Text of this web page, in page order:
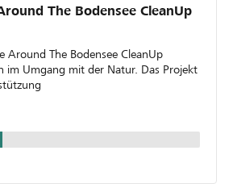
The Bodensee CleanUp
Around The Bodensee CleanUp
im Umgang mit der Natur. Das Projekt